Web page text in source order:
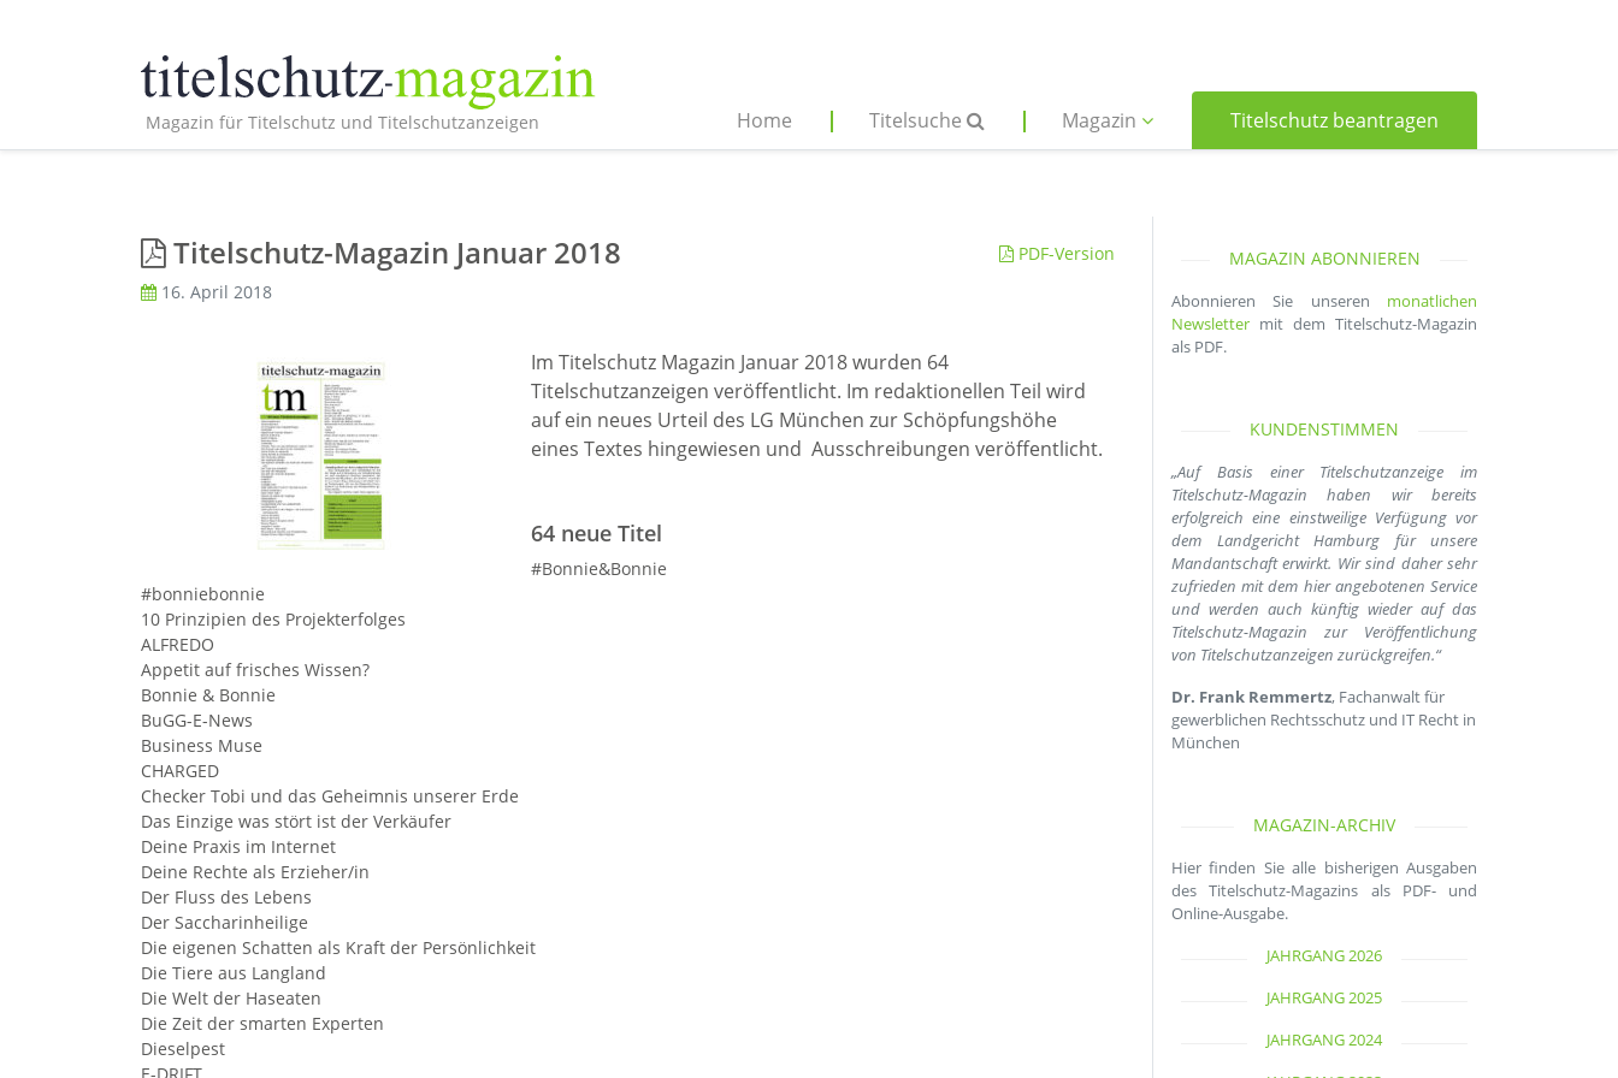
Magazin für Titelschutz und Titelschutzanzeigen Home Titelsuche Magazin Titelschutz beantragen
Titelschutz-Magazin Januar 2018
16. April 2018
PDF-Version
Im Titelschutz Magazin Januar 2018 wurden 64
Titelschutzanzeigen veröffentlicht. Im redaktionellen Teil wird
auf ein neues Urteil des LG München zur Schöpfungshöhe
eines Textes hingewiesen und Ausschreibungen veröffentlicht.
64 neue Titel
#Bonnie&Bonnie
#bonniebonnie
10 Prinzipien des Projekterfolges
ALFREDO
Appetit auf frisches Wissen?
Bonnie & Bonnie
BuGG-E-News
Business Muse
CHARGED
Checker Tobi und das Geheimnis unserer Erde
Das Einzige was stört ist der Verkäufer
Deine Praxis im Internet
Deine Rechte als Erzieher/in
Der Fluss des Lebens
Der Saccharinheilige
Die eigenen Schatten als Kraft der Persönlichkeit
Die Tiere aus Langland
Die Welt der Haseaten
Die Zeit der smarten Experten
Dieselpest
MAGAZIN ABONNIEREN
Abonnieren Sie unseren monatlichen
Newsletter mit dem Titelschutz-Magazin
als PDF.
KUNDENSTIMMEN
„Auf Basis einer Titelschutzanzeige im
Titelschutz-Magazin haben wir bereits
erfolgreich eine einstweilige Verfügung vor
dem Landgericht Hamburg für unsere
Mandantschaft erwirkt. Wir sind daher sehr
zufrieden mit dem hier angebotenen Service
und werden auch künftig wieder auf das
Titelschutz-Magazin zur Veröffentlichung
von Titelschutzanzeigen zurückgreifen.“
Dr. Frank Remmertz, Fachanwalt für
gewerblichen Rechtsschutz und IT Recht in
München
MAGAZIN-ARCHIV
Hier finden Sie alle bisherigen Ausgaben
des Titelschutz-Magazins als PDF- und
Online-Ausgabe.
JAHRGANG 2026
JAHRGANG 2025
JAHRGANG 2024